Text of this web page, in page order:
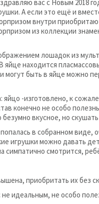
вас с Новым 2018
А если это ещё и
внутри
из коллекции
лошадок из
находится
могут быть в яйце можно
-изготовлено, к
конечно не особо
безумно вкусное, но
в собранном виде,
игрушки можно давать
симпатично смотрится,
приобритать их без
идеальным, не особо